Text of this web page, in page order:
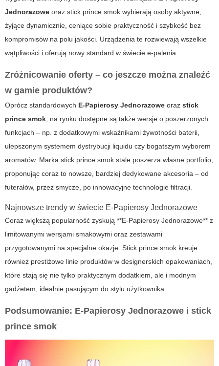
Jednorazowe oraz stick prince smok wybierają osoby aktywne,
żyjące dynamicznie, ceniące sobie praktyczność i szybkość bez
kompromisów na polu jakości. Urządzenia te rozwiewają wszelkie
wątpliwości i oferują nowy standard w świecie e-palenia.
Zróżnicowanie oferty – co jeszcze można znaleźć
w gamie produktów?
Oprócz standardowych E-Papierosy Jednorazowe oraz stick
prince smok , na rynku dostępne są także wersje o poszerzonych
funkcjach – np. z dodatkowymi wskaźnikami żywotności baterii,
ulepszonym systemem dystrybucji liquidu czy bogatszym wyborem
aromatów. Marka stick prince smok stale poszerza własne portfolio,
proponując coraz to nowsze, bardziej dedykowane akcesoria – od
futerałów, przez smycze, po innowacyjne technologie filtracji.
Najnowsze trendy w świecie E-Papierosy Jednorazowe
Coraz większą popularność zyskują **E-Papierosy Jednorazowe** z
limitowanymi wersjami smakowymi oraz zestawami
przygotowanymi na specjalne okazje. Stick prince smok kreuje
również prestiżowe linie produktów w designerskich opakowaniach,
które stają się nie tylko praktycznym dodatkiem, ale i modnym
gadżetem, idealnie pasującym do stylu użytkownika.
Podsumowanie: E-Papierosy Jednorazowe i stick
prince smok